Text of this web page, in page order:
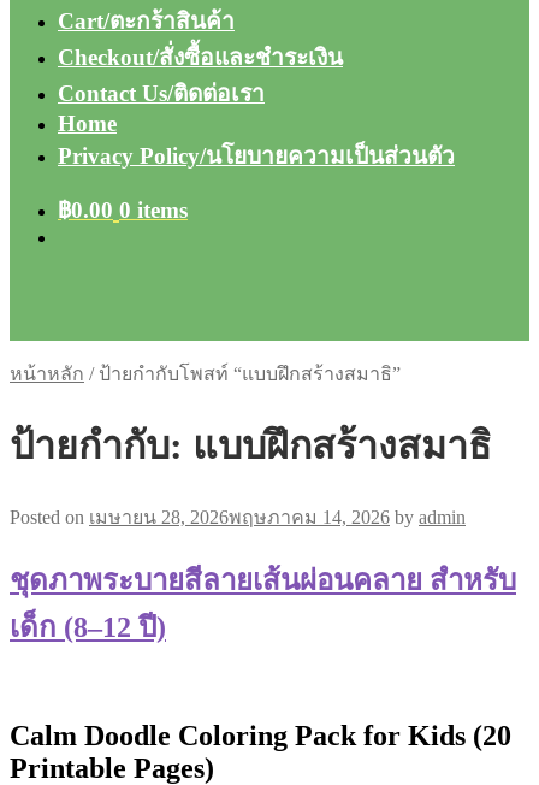
Cart/ตะกร้าสินค้า
Checkout/สั่งซื้อและชำระเงิน
Contact Us/ติดต่อเรา
Home
Privacy Policy/นโยบายความเป็นส่วนตัว
฿0.00 0 items
หน้าหลัก / ป้ายกำกับโพสท์ “แบบฝึกสร้างสมาธิ”
ป้ายกำกับ: แบบฝึกสร้างสมาธิ
Posted on เมษายน 28, 2026พฤษภาคม 14, 2026 by admin
ชุดภาพระบายสีลายเส้นผ่อนคลาย สำหรับ
เด็ก (8–12 ปี)
Calm Doodle Coloring Pack for Kids (20
Printable Pages)